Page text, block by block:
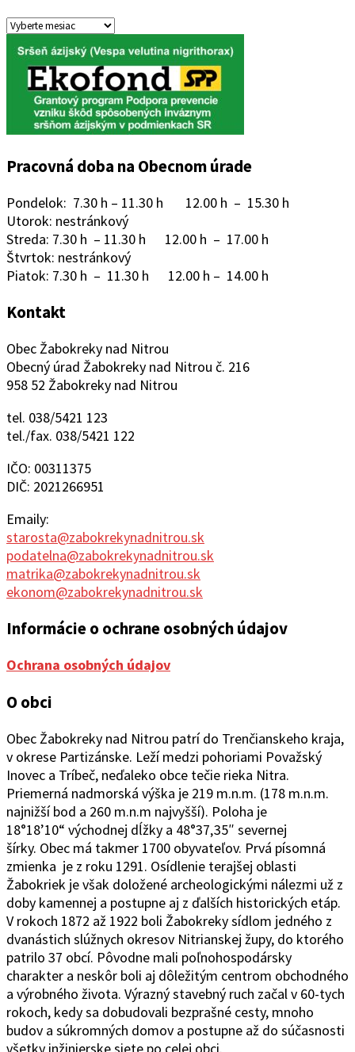
Archív
oznamov
Pracovná doba na Obecnom úrade
Pondelok: 7.30 h – 11.30 h 12.00 h – 15.30 h
Utorok: nestránkový
Streda: 7.30 h – 11.30 h 12.00 h – 17.00 h
Štvrtok: nestránkový
Piatok: 7.30 h – 11.30 h 12.00 h – 14.00 h
Kontakt
Obec Žabokreky nad Nitrou
Obecný úrad Žabokreky nad Nitrou č. 216
958 52 Žabokreky nad Nitrou
tel. 038/5421 123
tel./fax. 038/5421 122
IČO: 00311375
DIČ: 2021266951
Emaily:
starosta@zabokrekynadnitrou.sk
podatelna@zabokrekynadnitrou.sk
matrika@zabokrekynadnitrou.sk
ekonom@zabokrekynadnitrou.sk
Informácie o ochrane osobných údajov
Ochrana osobných údajov
O obci
Obec Žabokreky nad Nitrou patrí do Trenčianskeho kraja,
v okrese Partizánske. Leží medzi pohoriami Považský
Inovec a Tríbeč, neďaleko obce tečie rieka Nitra.
Priemerná nadmorská výška je 219 m.n.m. (178 m.n.m.
najnižší bod a 260 m.n.m najvyšší). Poloha je
18°18’10“ východnej dĺžky a 48°37‚35″ severnej
šírky. Obec má takmer 1700 obyvateľov. Prvá písomná
zmienka je z roku 1291. Osídlenie terajšej oblasti
Žabokriek je však doložené archeologickými nálezmi už z
doby kamennej a postupne aj z ďalších historických etáp.
V rokoch 1872 až 1922 boli Žabokreky sídlom jedného z
dvanástich slúžnych okresov Nitrianskej župy, do ktorého
patrilo 37 obcí. Pôvodne mali poľnohospodársky
charakter a neskôr boli aj dôležitým centrom obchodného
a výrobného života. Výrazný stavebný ruch začal v 60-tych
rokoch, kedy sa dobudovali bezprašné cesty, mnoho
budov a súkromných domov a postupne až do súčasnosti
všetky inžinierske siete po celej obci.